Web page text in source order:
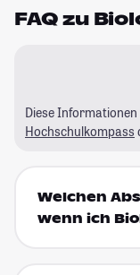
FAQ zu
Diese
Hochschulkompass
Welchen
wenn ich